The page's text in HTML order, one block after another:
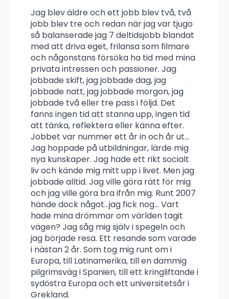
Jag blev äldre och ett jobb blev två, två
jobb blev tre och redan när jag var tjugo
så balanserade jag 7 deltidsjobb blandat
med att driva eget, frilansa som filmare
och någonstans försöka ha tid med mina
privata intressen och passioner. Jag
jobbade skift, jag jobbade dag, jag
jobbade natt, jag jobbade morgon, jag
jobbade två eller tre pass i följd. Det
fanns ingen tid att stanna upp, ingen tid
att tänka, reflektera eller känna efter.
Jobbet var nummer ett år in och år ut…
Jag hoppade på utbildningar, lärde mig
nya kunskaper. Jag hade ett rikt socialt
liv och kände mig mitt upp i livet. Men jag
jobbade alltid. Jag ville göra rätt för mig
och jag ville göra bra ifrån mig. Runt 2007
hände dock något…jag fick nog… Vart
hade mina drömmar om världen tagit
vägen? Jag såg mig själv i spegeln och
jag började resa. Ett resande som varade
i nästan 2 år. Som tog mig runt om i
Europa, till Latinamerika, till en dammig
pilgrimsväg i Spanien, till ett kringliftande i
sydöstra Europa och ett universitetsår i
Grekland.